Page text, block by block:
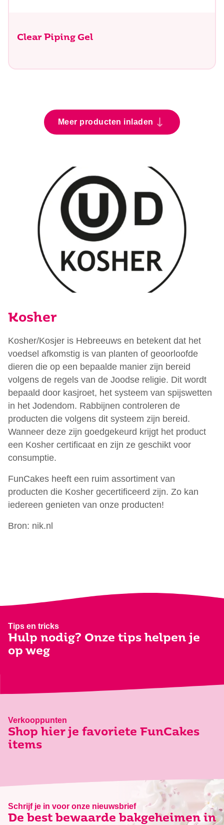
Clear Piping Gel
Meer producten inladen
Kosher
Kosher/Kosjer is Hebreeuws en betekent dat het
voedsel afkomstig is van planten of geoorloofde
dieren die op een bepaalde manier zijn bereid
volgens de regels van de Joodse religie. Dit wordt
bepaald door kasjroet, het systeem van spijswetten
in het Jodendom. Rabbijnen controleren de
producten die volgens dit systeem zijn bereid.
Wanneer deze zijn goedgekeurd krijgt het product
een Kosher certificaat en zijn ze geschikt voor
consumptie.
FunCakes heeft een ruim assortiment van
producten die Kosher gecertificeerd zijn. Zo kan
iedereen genieten van onze producten!
Bron: nik.nl
Tips en tricks
Hulp nodig? Onze tips helpen je
op weg
Verkooppunten
Shop hier je favoriete FunCakes
items
Schrijf je in voor onze nieuwsbrief
De best bewaarde bakgeheimen in